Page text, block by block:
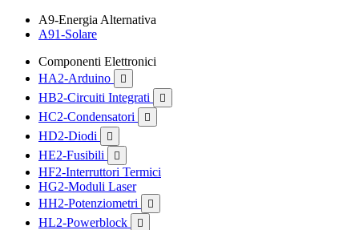
A9-Energia Alternativa
A91-Solare
Componenti Elettronici
HA2-Arduino

HB2-Circuiti Integrati 
HC2-Condensatori 
HD2-Diodi 
HE2-Fusibili 
HF2-Interruttori Termici
HG2-Moduli Laser
HH2-Potenziometri

HL2-Powerblock 